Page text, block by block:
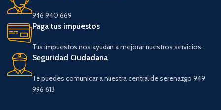
946 940 669
Paga tus impuestos
Tus impuestos nos ayudan a mejorar nuestros servicios.
Seguridad Ciudadana
Te puedes comunicar a nuestra central de serenazgo 949
996 613